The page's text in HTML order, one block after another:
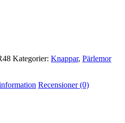
Kategorier: Knappar, Pärlemor
Recensioner (0)